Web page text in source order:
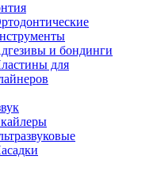
и бондинги
для